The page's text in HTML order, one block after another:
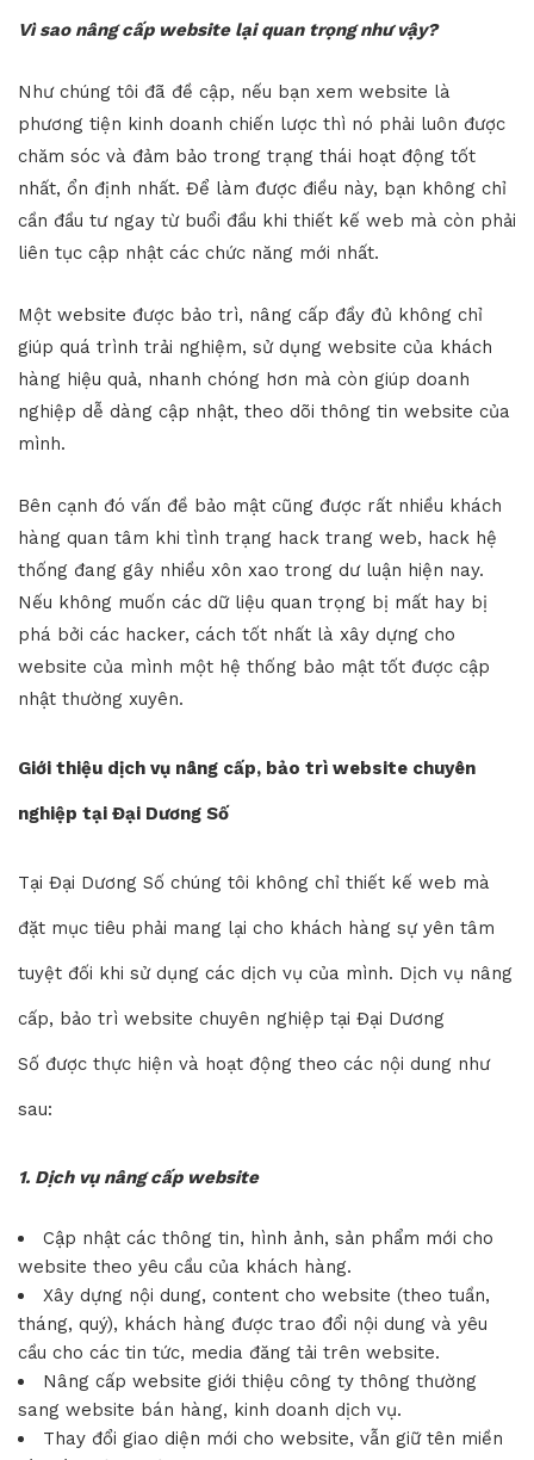
Vì sao nâng cấp website lại quan trọng như vậy?
Như chúng tôi đã đề cập, nếu bạn xem website là
phương tiện kinh doanh chiến lược thì nó phải luôn được
chăm sóc và đảm bảo trong trạng thái hoạt động tốt
nhất, ổn định nhất. Để làm được điều này, bạn không chỉ
cần đầu tư ngay từ buổi đầu khi thiết kế web mà còn phải
liên tục cập nhật các chức năng mới nhất.
Một website được bảo trì, nâng cấp đầy đủ không chỉ
giúp quá trình trải nghiệm, sử dụng website của khách
hàng hiệu quả, nhanh chóng hơn mà còn giúp doanh
nghiệp dễ dàng cập nhật, theo dõi thông tin website của
mình.
Bên cạnh đó vấn đề bảo mật cũng được rất nhiều khách
hàng quan tâm khi tình trạng hack trang web, hack hệ
thống đang gây nhiều xôn xao trong dư luận hiện nay.
Nếu không muốn các dữ liệu quan trọng bị mất hay bị
phá bởi các hacker, cách tốt nhất là xây dựng cho
website của mình một hệ thống bảo mật tốt được cập
nhật thường xuyên.
Giới thiệu dịch vụ nâng cấp, bảo trì website chuyên
nghiệp tại Đại Dương Số
Tại Đại Dương Số chúng tôi không chỉ thiết kế web mà
đặt mục tiêu phải mang lại cho khách hàng sự yên tâm
tuyệt đối khi sử dụng các dịch vụ của mình. Dịch vụ nâng
cấp, bảo trì website chuyên nghiệp tại Đại Dương
Số được thực hiện và hoạt động theo các nội dung như
sau:
1. Dịch vụ nâng cấp website
Cập nhật các thông tin, hình ảnh, sản phẩm mới cho
website theo yêu cầu của khách hàng.
Xây dựng nội dung, content cho website (theo tuần,
tháng, quý), khách hàng được trao đổi nội dung và yêu
cầu cho các tin tức, media đăng tải trên website.
Nâng cấp website giới thiệu công ty thông thường
sang website bán hàng, kinh doanh dịch vụ.
Thay đổi giao diện mới cho website, vẫn giữ tên miền